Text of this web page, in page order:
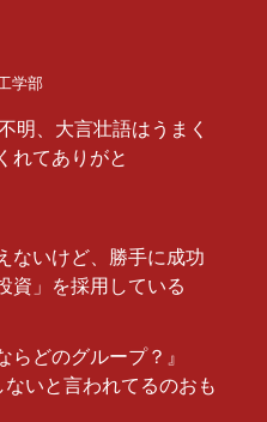
学部
明、大言壮語はうまく
れてありがと
ないけど、勝手に成功
資」を採用している
らどのグループ？』
いと言われてるのおも